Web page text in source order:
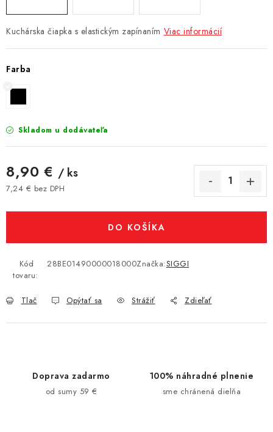
Kuchárska čiapka s elastickým zapínaním Viac informácií
Farba
Skladom u dodávateľa
8,90 € / ks
7,24 € bez DPH
DO KOŠÍKA
Kód
tovaru:
28BE01490000018000Značka:SIGGI
Tlač Opýtať sa Strážiť Zdieľať
Doprava zadarmo
od sumy 59 €
100% náhradné plnenie
sme chránená dielňa